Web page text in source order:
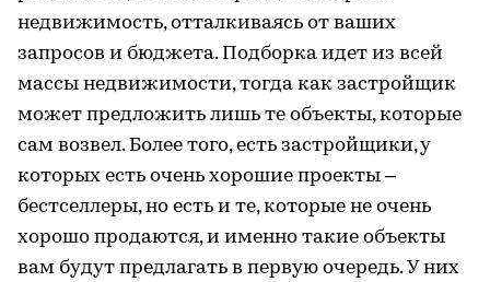
недвижимость, отталкиваясь от ваших
запросов и бюджета. Подборка идет из всей
массы недвижимости, тогда как застройщик
может предложить лишь те объекты, которые
сам возвел. Более того, есть застройщики, у
которых есть очень хорошие проекты –
бестселлеры, но есть и те, которые не очень
хорошо продаются, и именно такие объекты
вам будут предлагать в первую очередь. У них